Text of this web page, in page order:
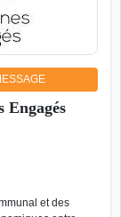
Engagés
et des